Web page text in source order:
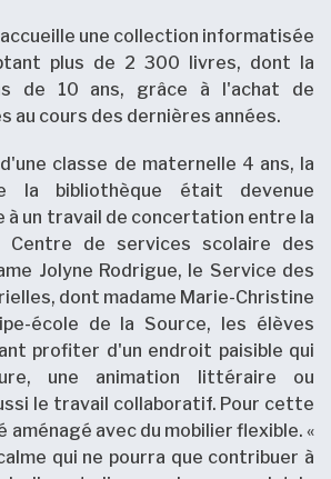
une collection informatisée
plus de 2 300 livres, dont la
de 10 ans, grâce à l'achat de
au cours des dernières années.
classe de maternelle 4 ans, la
la bibliothèque était devenue
à un travail de concertation entre la
Centre de services scolaire des
Jolyne Rodrigue, le Service des
dont madame Marie-Christine
école de la Source, les élèves
profiter d'un endroit paisible qui
une animation littéraire ou
le travail collaboratif. Pour cette
aménagé avec du mobilier flexible. «
qui ne pourra que contribuer à